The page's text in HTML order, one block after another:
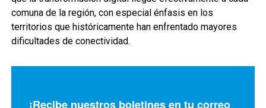
comuna de la región, con especial énfasis en los
territorios que históricamente han enfrentado mayores
dificultades de conectividad.